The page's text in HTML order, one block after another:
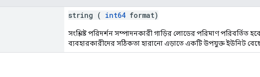
string ( int64 format)
সংশ্লিষ্ট পরিদর্শন সম্পাদনকারী গাড়ির লোডের পরিমাণ পরিবর্তিত
ব্যবহারকারীদের সঠিকতা হারানো এড়াতে একটি উপযুক্ত ইউনিট